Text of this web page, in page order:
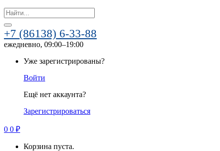
Search
for:
+7 (86138) 6-33-88
ежедневно, 09:00–19:00
Уже зарегистрированы?
Войти
Ещё нет аккаунта?
Зарегистрироваться
0 0 ₽
Корзина пуста.